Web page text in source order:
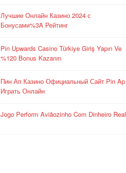
Лучшие Онлайн Казино 2024 с
Бонусами%3A Рейтинг
Pin Upwards Casino Türkiye Giriş Yapın Ve
%120 Bonus Kazanın
Пин Ап Казино Официальный Сайт Pin Ap
Играть Онлайн
Jogo Perform Aviãozinho Com Dinheiro Real